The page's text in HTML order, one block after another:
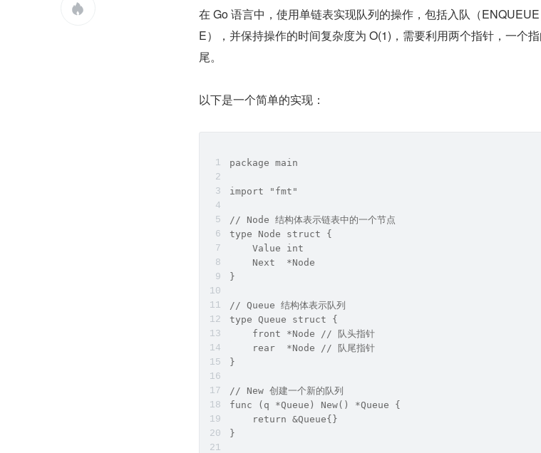

在 Go 语言中，使用单链表实现队列的操作，包括入队（
E），并保持操作的时间复杂度为 O(1)，需要利用两个指针，一个
尾。
以下是一个简单的实现：
package main
import "fmt"
// Node 结构体表示链表中的一个节点
type Node struct {
    Value int
    Next  *Node
}
// Queue 结构体表示队列
type Queue struct {
    front *Node // 队头指针
    rear  *Node // 队尾指针
}
// New 创建一个新的队列
func (q *Queue) New() *Queue {
    return &Queue{}
}